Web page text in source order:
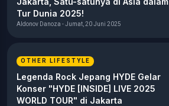
Tur Dunia 2025!
Aldonov Danoza - Jumat, 20 Juni 2025
OTHER LIFESTYLE
Legenda Rock Jepang HYDE Gelar
Konser "HYDE [INSIDE] LIVE 2025
WORLD TOUR" di Jakarta